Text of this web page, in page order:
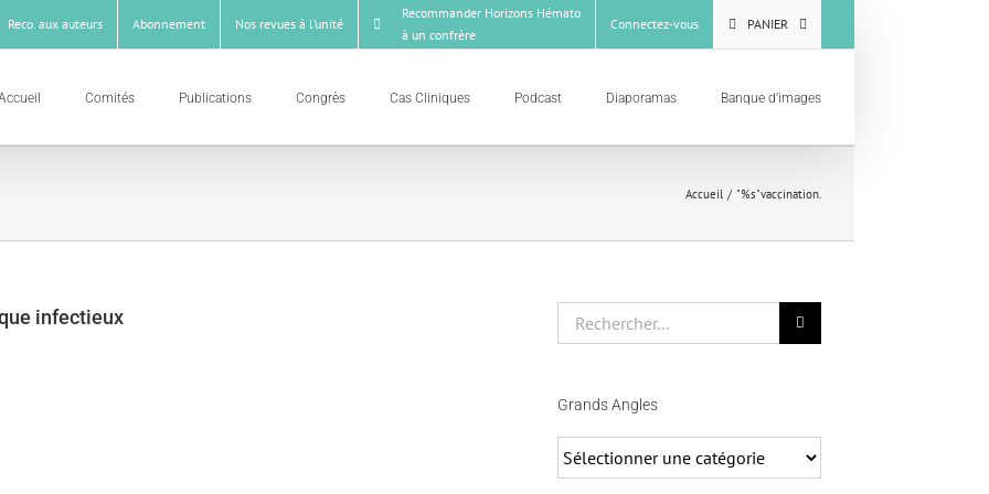
Reco. aux auteurs Abonnement Nos revues à l’unité
Recommander Horizons Hémato
à un confrère
Connectez-vous PANIER
Comités Publications Congrès Cas Cliniques Podcast Diaporamas Banque d’images
Accueil "%s"vaccination.
infectieux
Grands Angles
Angles